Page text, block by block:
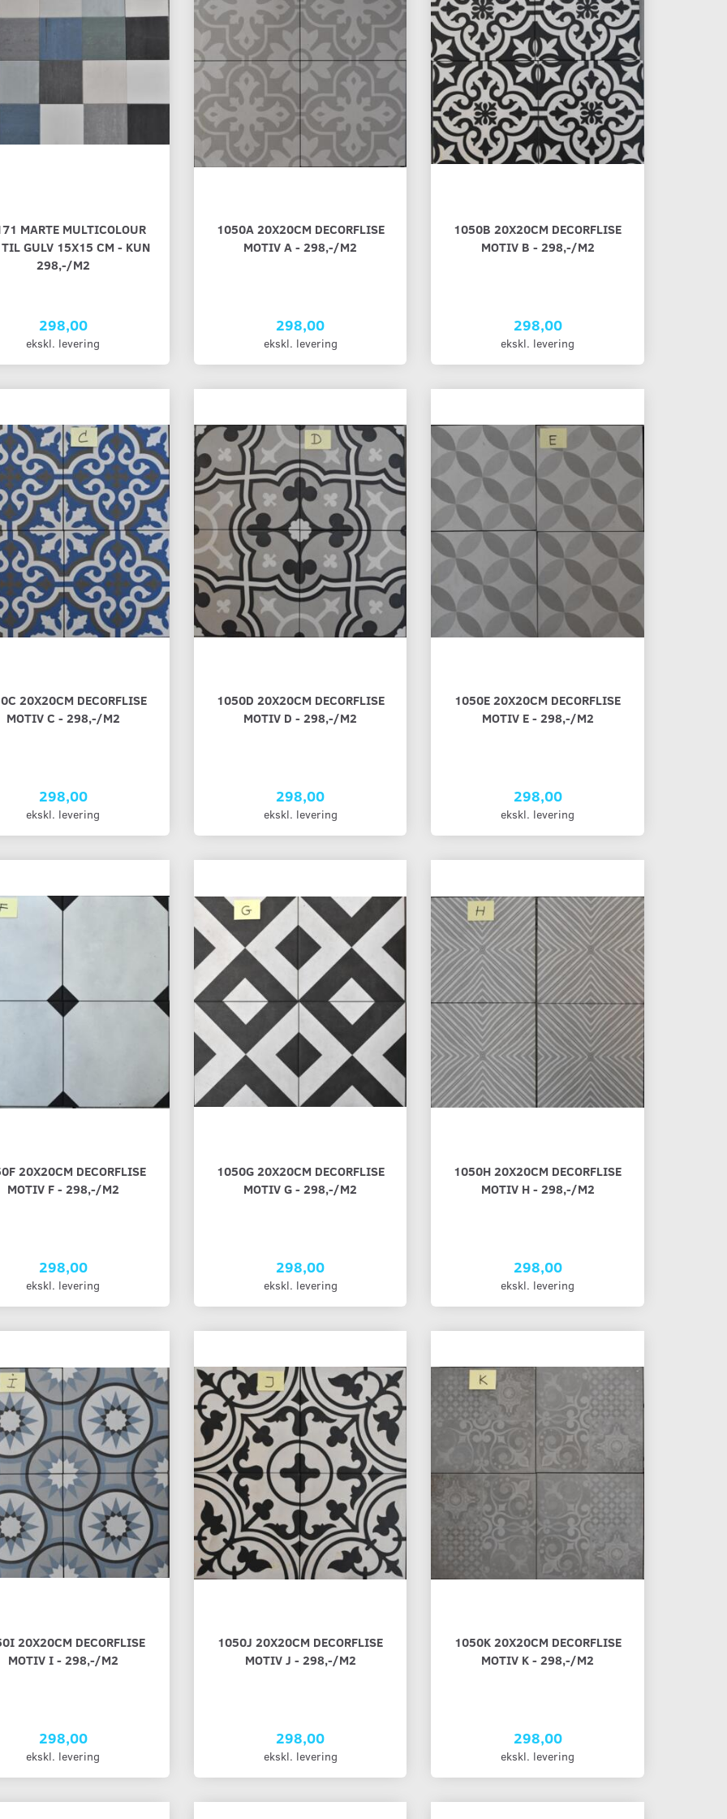
MARTE MULTICOLOUR
GULV 15X15 CM - KUN
298,-/M2
298,00
ekskl. levering
1050A 20X20CM DECORFLISE
MOTIV A - 298,-/M2
298,00
ekskl. levering
1050B 20X20CM DECORFLISE
MOTIV B - 298,-/M2
298,00
ekskl. levering
20X20CM DECORFLISE
MOTIV C - 298,-/M2
298,00
ekskl. levering
1050D 20X20CM DECORFLISE
MOTIV D - 298,-/M2
298,00
ekskl. levering
1050E 20X20CM DECORFLISE
MOTIV E - 298,-/M2
298,00
ekskl. levering
20X20CM DECORFLISE
MOTIV F - 298,-/M2
298,00
ekskl. levering
1050G 20X20CM DECORFLISE
MOTIV G - 298,-/M2
298,00
ekskl. levering
1050H 20X20CM DECORFLISE
MOTIV H - 298,-/M2
298,00
ekskl. levering
20X20CM DECORFLISE
MOTIV I - 298,-/M2
298,00
ekskl. levering
1050J 20X20CM DECORFLISE
MOTIV J - 298,-/M2
298,00
ekskl. levering
1050K 20X20CM DECORFLISE
MOTIV K - 298,-/M2
298,00
ekskl. levering